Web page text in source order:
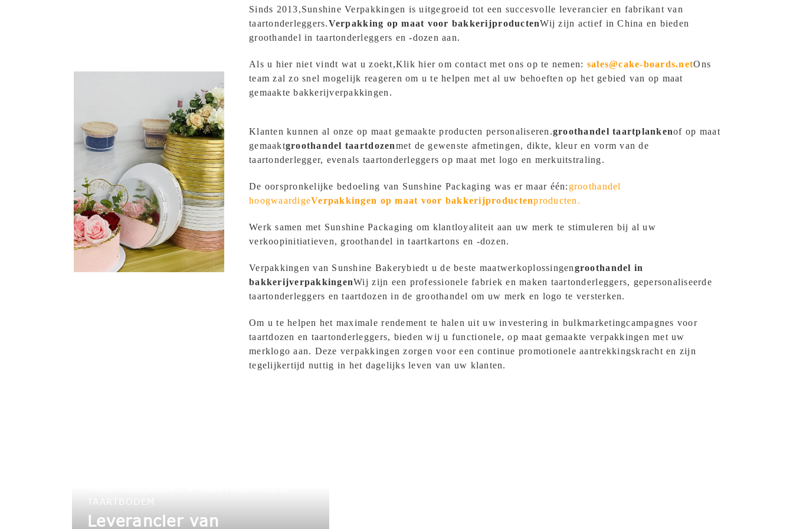
Sinds 2013,Sunshine Verpakkingen is uitgegroeid tot een succesvolle leverancier en fabrikant van
taartonderleggers.Verpakking op maat voor bakkerijproductenWij zijn actief in China en bieden
groothandel in taartonderleggers en -dozen aan.
Als u hier niet vindt wat u zoekt,Klik hier om contact met ons op te nemen: sales@cake-boards.netOns
team zal zo snel mogelijk reageren om u te helpen met al uw behoeften op het gebied van op maat
gemaakte bakkerijverpakkingen.
Klanten kunnen al onze op maat gemaakte producten personaliseren.groothandel taartplankenof op maat
gemaaktgroothandel taartdozenmet de gewenste afmetingen, dikte, kleur en vorm van de
taartonderlegger, evenals taartonderleggers op maat met logo en merkuitstraling.
De oorspronkelijke bedoeling van Sunshine Packaging was er maar één: groothandel
hoogwaardigeVerpakkingen op maat voor bakkerijproductenproducten.
Werk samen met Sunshine Packaging om klantloyaliteit aan uw merk te stimuleren bij al uw
verkoopinitiatieven, groothandel in taartkartons en -dozen.
Verpakkingen van Sunshine Bakerybiedt u de beste maatwerkoplossingengroothandel in
bakkerijverpakkingenWij zijn een professionele fabriek en maken taartonderleggers, gepersonaliseerde
taartonderleggers en taartdozen in de groothandel om uw merk en logo te versterken.
Om u te helpen het maximale rendement te halen uit uw investering in bulkmarketingcampagnes voor
taartdozen en taartonderleggers, bieden wij u functionele, op maat gemaakte verpakkingen met uw
merklogo aan. Deze verpakkingen zorgen voor een continue promotionele aantrekkingskracht en zijn
tegelijkertijd nuttig in het dagelijks leven van uw klanten.
TAARTBODEM
Leverancier van